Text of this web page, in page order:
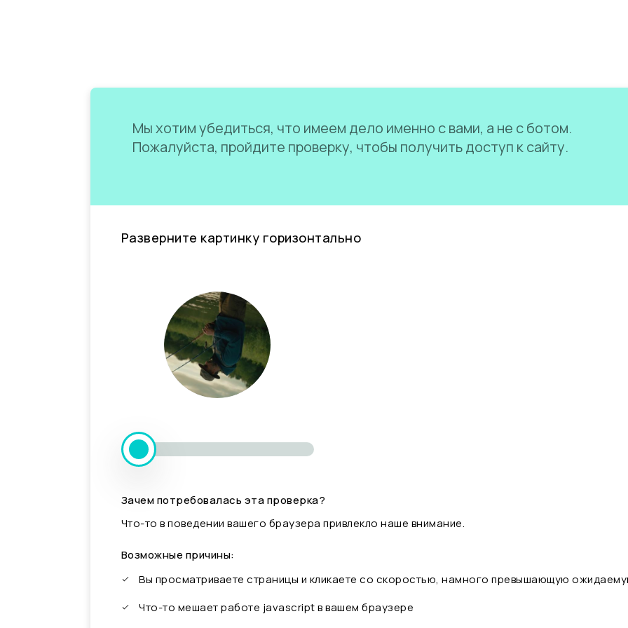
Мы хотим убедиться, что имеем дело именно с вами, а не с ботом.
Пожалуйста, пройдите проверку, чтобы получить доступ к сайту.
Разверните картинку горизонтально
Зачем потребовалась эта проверка?
Что-то в поведении вашего браузера привлекло наше внимание.
Возможные причины:
Вы просматриваете страницы и кликаете со скоростью, намного превышающую
Что-то мешает работе javascript в вашем браузере